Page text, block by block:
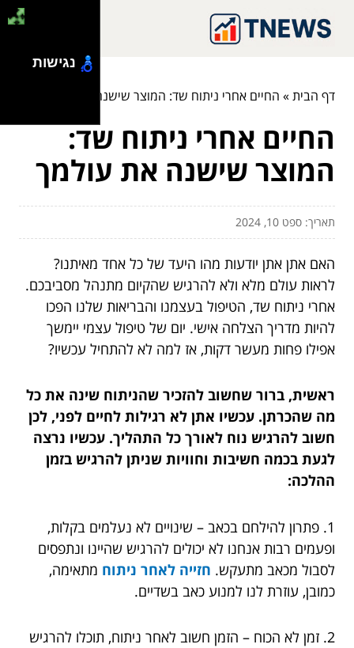
דף הבית» החיים אחרי ניתוח שד: המוצר שישנה את עולמך
החיים אחרי ניתוח שד:
המוצר שישנה את עולמך
תאריך: ספט 10, 2024
האם אתן אתן יודעות מהו היעד של כל אחד מאיתנו?
לראות עולם מלא ולא להרגיש שהקיום מתנהל מסביבכם.
אחרי ניתוח שד, הטיפול בעצמנו והבריאות שלנו הפכו
להיות מדריך הצלחה אישי. יום של טיפול עצמי יימשך
אפילו פחות מעשר דקות, אז למה לא להתחיל עכשיו?
ראשית, ברור שחשוב להזכיר שהניתוח שינה את כל
מה שהכרתן. עכשיו אתן לא רגילות לחיים לפני, לכן
חשוב להרגיש נוח לאורך כל התהליך. עכשיו נרצה
לגעת בכמה חשיבות וחוויות שניתן להרגיש בזמן
ההלכה:
1. פתרון להילחם בכאב – שינויים לא נעלמים בקלות,
ופעמים רבות אנחנו לא יכולים להרגיש שהיינו ונתפסים
לסבול מכאב מתעקש. חזייה לאחר ניתוח מתאימה,
כמובן, עוזרת לנו למנוע כאב בשדיים.
2. זמן לא הכוח – הזמן חשוב לאחר ניתוח, תוכלו להרגיש
נגישות